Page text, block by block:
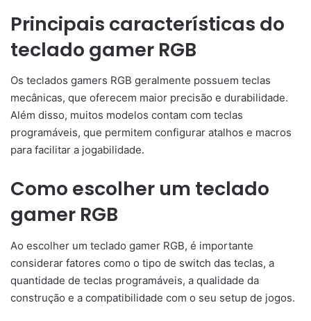
Principais características do
teclado gamer RGB
Os teclados gamers RGB geralmente possuem teclas
mecânicas, que oferecem maior precisão e durabilidade.
Além disso, muitos modelos contam com teclas
programáveis, que permitem configurar atalhos e macros
para facilitar a jogabilidade.
Como escolher um teclado
gamer RGB
Ao escolher um teclado gamer RGB, é importante
considerar fatores como o tipo de switch das teclas, a
quantidade de teclas programáveis, a qualidade da
construção e a compatibilidade com o seu setup de jogos.